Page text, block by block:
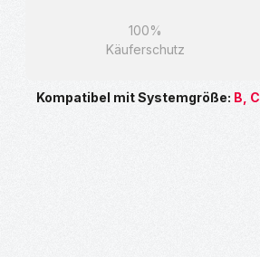
100%
Käuferschutz
Kompatibel mit Systemgröße: B, C